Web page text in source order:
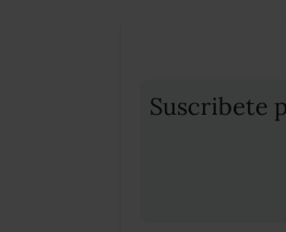
Suscribete